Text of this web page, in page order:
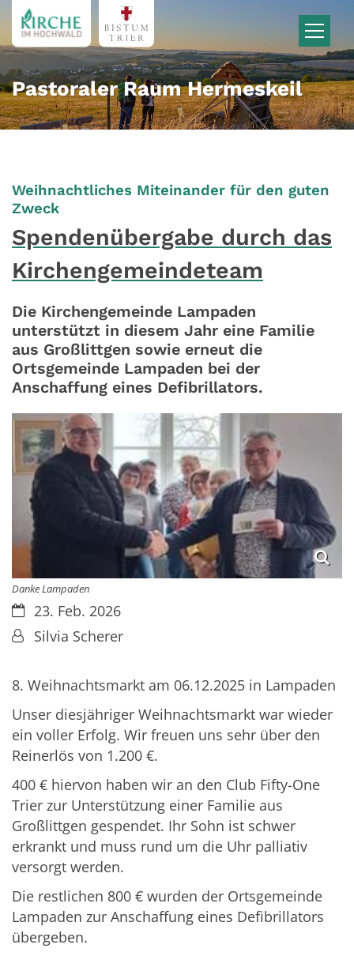
Zum Inhalt springen
Pastoraler Raum Hermeskeil
Weihnachtliches Miteinander für den guten
Zweck:
Spendenübergabe durch das
Kirchengemeindeteam
Die Kirchengemeinde Lampaden
unterstützt in diesem Jahr eine Familie
aus Großlittgen sowie erneut die
Ortsgemeinde Lampaden bei der
Anschaffung eines Defibrillators.
Danke Lampaden
Datum:23. Feb. 2026
Von:Silvia Scherer
8. Weihnachtsmarkt am 06.12.2025 in Lampaden
Unser diesjähriger Weihnachtsmarkt war wieder
ein voller Erfolg. Wir freuen uns sehr über den
Reinerlös von 1.200 €.
400 € hiervon haben wir an den Club Fifty-One
Trier zur Unterstützung einer Familie aus
Großlittgen gespendet. Ihr Sohn ist schwer
erkrankt und muss rund um die Uhr palliativ
versorgt werden.
Die restlichen 800 € wurden der Ortsgemeinde
Lampaden zur Anschaffung eines Defibrillators
übergeben.